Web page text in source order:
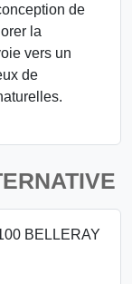
de
la
vers un
de
BELLERAY